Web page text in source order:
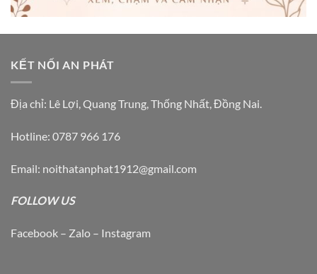
KẾT NỐI AN PHÁT
Địa chỉ: Lê Lợi, Quang Trung, Thống Nhất, Đồng Nai.
Hotline: 0787 966 176
Email: noithatanphat1912@gmail.com
FOLLOW US
Facebook – Zalo – Instagram